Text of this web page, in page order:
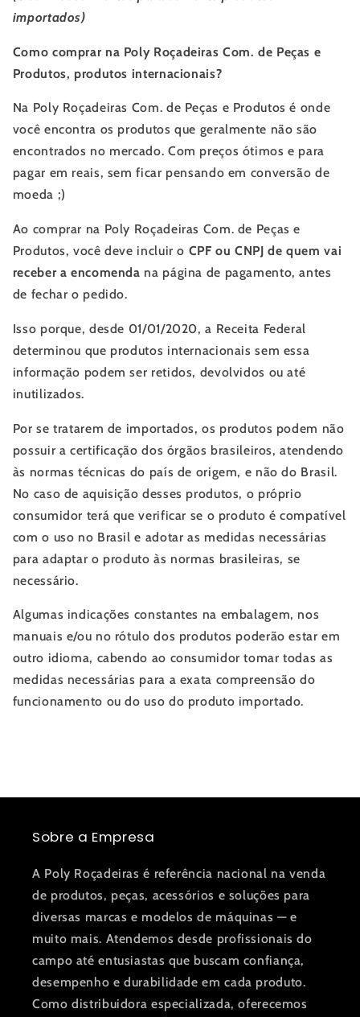
importados)
Como comprar na Poly Roçadeiras Com. de Peças e
Produtos, produtos internacionais?
Na Poly Roçadeiras Com. de Peças e Produtos é onde
você encontra os produtos que geralmente não são
encontrados no mercado. Com preços ótimos e para
pagar em reais, sem ficar pensando em conversão de
moeda ;)
Ao comprar na Poly Roçadeiras Com. de Peças e
Produtos, você deve incluir o CPF ou CNPJ de quem vai
receber a encomenda na página de pagamento, antes
de fechar o pedido.
Isso porque, desde 01/01/2020, a Receita Federal
determinou que produtos internacionais sem essa
informação podem ser retidos, devolvidos ou até
inutilizados.
Por se tratarem de importados, os produtos podem não
possuir a certificação dos órgãos brasileiros, atendendo
às normas técnicas do país de origem, e não do Brasil.
No caso de aquisição desses produtos, o próprio
consumidor terá que verificar se o produto é compatível
com o uso no Brasil e adotar as medidas necessárias
para adaptar o produto às normas brasileiras, se
necessário.
Algumas indicações constantes na embalagem, nos
manuais e/ou no rótulo dos produtos poderão estar em
outro idioma, cabendo ao consumidor tomar todas as
medidas necessárias para a exata compreensão do
funcionamento ou do uso do produto importado.
Sobre a Empresa
A Poly Roçadeiras é referência nacional na venda
de produtos, peças, acessórios e soluções para
diversas marcas e modelos de máquinas — e
muito mais. Atendemos desde profissionais do
campo até entusiastas que buscam confiança,
desempenho e durabilidade em cada produto.
Como distribuidora especializada, oferecemos